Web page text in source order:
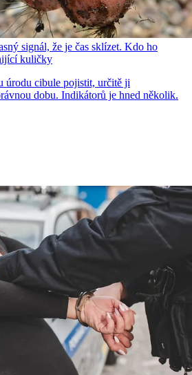
signál, že je čas sklízet. Kdo ho
kuličky
úrodu cibule pojistit, určitě ji
dobu. Indikátorů je hned několik.